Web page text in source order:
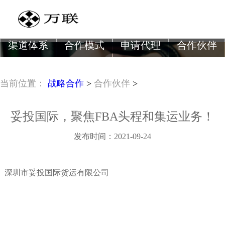
【合作伙伴】
渠道体系 合作模式 申请代理 合作伙伴
当前位置： 战略合作 > 合作伙伴 >
妥投国际，聚焦FBA头程和集运业务！
发布时间：2021-09-24
深圳市妥投国际货运有限公司